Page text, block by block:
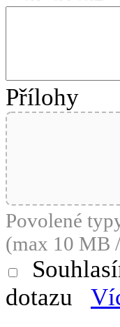
Přílohy
Povolené
(max 10 MB
dotazu